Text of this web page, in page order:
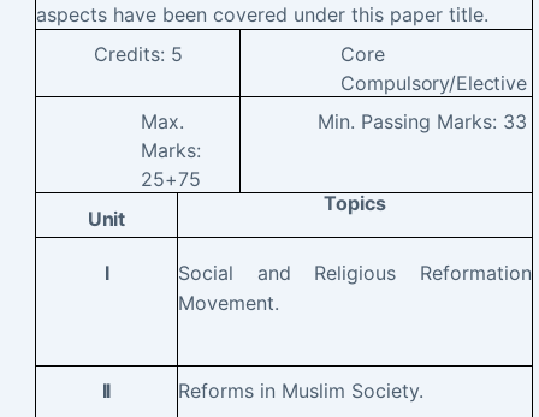
aspects have been covered under this paper title.
Credits: 5
Core
Compulsory/Elective
Max.
Marks:
25+75
Min. Passing Marks: 33
Unit
Topics
I
Social and Religious Reformation
Movement.
II Reforms in Muslim Society.